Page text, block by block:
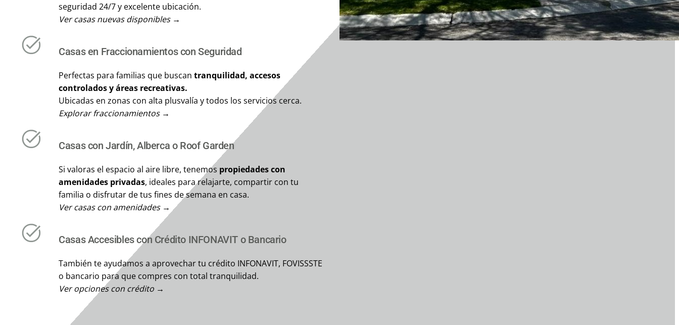
seguridad 24/7 y excelente ubicación.
Ver casas nuevas disponibles →
Casas en Fraccionamientos con Seguridad
Perfectas para familias que buscantranquilidad, accesos
controlados y áreas recreativas.
Ubicadas en zonas con alta plusvalía y todos los servicios cerca.
Explorar fraccionamientos →
Casas con Jardín, Alberca o Roof Garden
Si valoras el espacio al aire libre, tenemos propiedades con
amenidades privadas, ideales para relajarte, compartir con tu
familia o disfrutar de tus fines de semana en casa.
Ver casas con amenidades →
Casas Accesibles con Crédito INFONAVIT o Bancario
También te ayudamos a aprovechar tu crédito INFONAVIT, FOVISSSTE
o bancario para que compres con total tranquilidad.
Ver opciones con crédito →